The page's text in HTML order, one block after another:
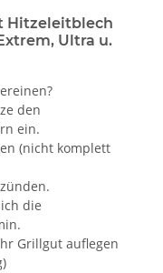
Hitzeleitblech
Ultra u.
den
ein.
(nicht komplett
die
Grillgut auflegen